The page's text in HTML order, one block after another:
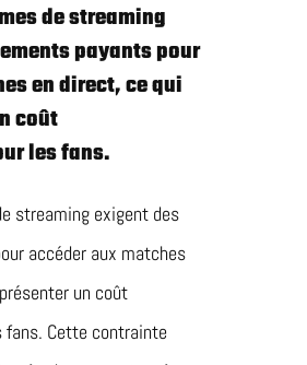
de streaming
payants pour
en direct, ce qui
coût
les fans.
streaming exigent des
accéder aux matches
un coût
fans. Cette contrainte